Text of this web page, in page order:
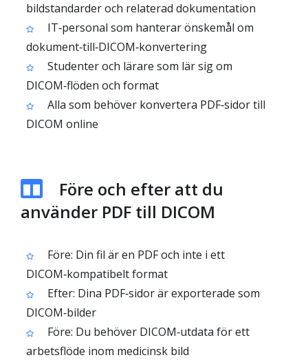
bildstandarder och relaterad dokumentation
IT‑personal som hanterar önskemål om
dokument‑till‑DICOM‑konvertering
Studenter och lärare som lär sig om
DICOM‑flöden och format
Alla som behöver konvertera PDF‑sidor till
DICOM online
Före och efter att du
använder PDF till DICOM
Före: Din fil är en PDF och inte i ett
DICOM‑kompatibelt format
Efter: Dina PDF‑sidor är exporterade som
DICOM‑bilder
Före: Du behöver DICOM‑utdata för ett
arbetsflöde inom medicinsk bild